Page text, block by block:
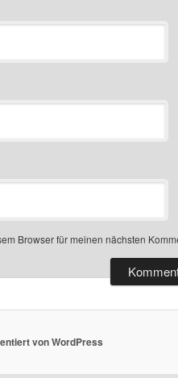
Browser für meinen nächsten
von WordPress